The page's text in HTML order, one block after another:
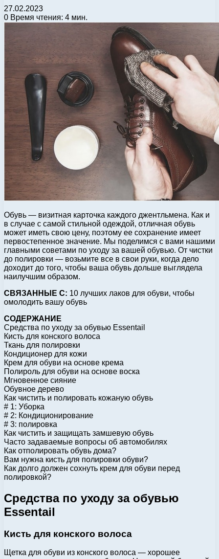
27.02.2023
0 Время чтения: 4 мин.
Обувь — визитная карточка каждого джентльмена. Как и
в случае с самой стильной одеждой, отличная обувь
может иметь свою цену, поэтому ее сохранение имеет
первостепенное значение. Мы поделимся с вами нашими
главными советами по уходу за вашей обувью. От чистки
до полировки — возьмите все в свои руки, когда дело
доходит до того, чтобы ваша обувь дольше выглядела
наилучшим образом.
СВЯЗАННЫЕ С: 10 лучших лаков для обуви, чтобы
омолодить вашу обувь
СОДЕРЖАНИЕ
Средства по уходу за обувью Essentail
Кисть для конского волоса
Ткань для полировки
Кондиционер для кожи
Крем для обуви на основе крема
Полироль для обуви на основе воска
Мгновенное сияние
Обувное дерево
Как чистить и полировать кожаную обувь
# 1: Уборка
# 2: Кондиционирование
# 3: полировка
Как чистить и защищать замшевую обувь
Часто задаваемые вопросы об автомобилях
Как отполировать обувь дома?
Вам нужна кисть для полировки обуви?
Как долго должен сохнуть крем для обуви перед
полировкой?
Средства по уходу за обувью
Essentail
Кисть для конского волоса
Щетка для обуви из конского волоса — хорошее